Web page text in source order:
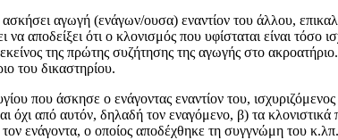
αγωγή (ενάγων/ουσα) εναντίον του άλλου,
αποδείξει ότι ο κλονισμός που υφίσταται είναι
της πρώτης συζήτησης της αγωγής στο
του δικαστηρίου.
που άσκησε ο ενάγοντας εναντίον του,
από αυτόν, δηλαδή τον εναγόμενο, β) τα
ενάγοντα, ο οποίος αποδέχθηκε τη συγγνώμη του